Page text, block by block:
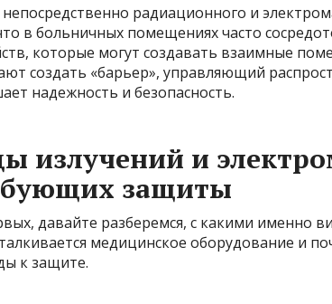
радиационного и
в больничных помещениях часто
которые могут создавать взаимные
создать «барьер», управляющий
надежность и безопасность.
излучений и
защиты
давайте разберемся, с какими именно
медицинское оборудование и
к защите.